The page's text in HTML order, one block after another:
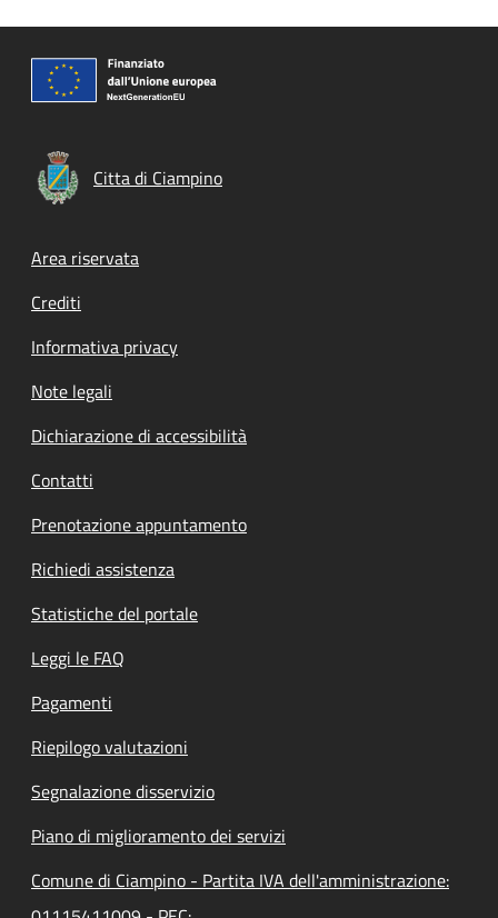
Citta di Ciampino
Footer menu
Area riservata
Crediti
Informativa privacy
Note legali
Dichiarazione di accessibilità
Contatti
Prenotazione appuntamento
Richiedi assistenza
Statistiche del portale
Leggi le FAQ
Pagamenti
Riepilogo valutazioni
Segnalazione disservizio
Piano di miglioramento dei servizi
Comune di Ciampino - Partita IVA dell'amministrazione: